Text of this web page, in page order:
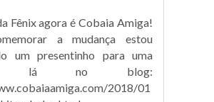
Fênix agora é Cobaia Amiga!
a mudança estou
um presentinho para uma
lá no blog:
2018/01